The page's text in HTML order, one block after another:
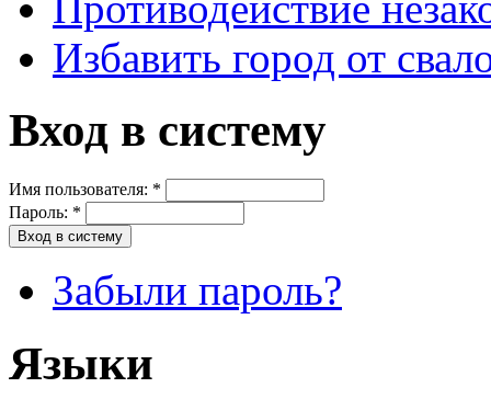
Избавить город от
Вход в систему
Имя пользователя: *
Пароль: *
Забыли пароль?
Языки